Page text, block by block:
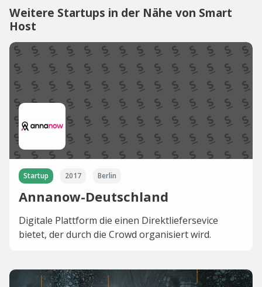
Weitere Startups in der Nähe von Smart
Host
Startup 2017 Berlin
Annanow-Deutschland
Digitale Plattform die einen Direktliefersevice
bietet, der durch die Crowd organisiert wird.